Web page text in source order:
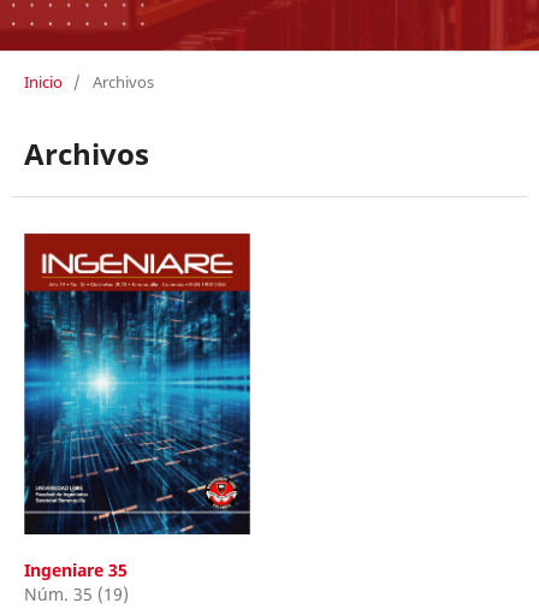
Inicio / Archivos
Archivos
Ingeniare 35
Núm. 35 (19)